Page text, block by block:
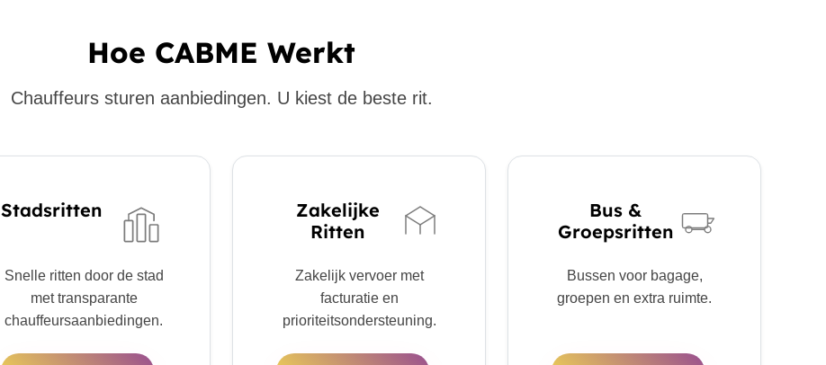
Hoe CABME Werkt
Chauffeurs sturen aanbiedingen. U kiest de beste rit.
Stadsritten
Snelle ritten door de stad
met transparante
chauffeursaanbiedingen.
Zakelijke
Ritten
Zakelijk vervoer met
facturatie en
prioriteitsondersteuning.
Bus &
Groepsritten
Bussen voor bagage,
groepen en extra ruimte.